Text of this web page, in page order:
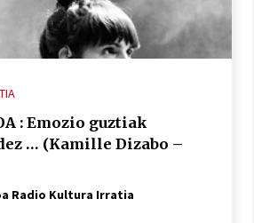
tailerraren audioa
2021/11/25
ingurua: irratia, podcastak
2021/11/12
: Emozio guztiak
… (Kamille Dizabo –
Radio Kultura Irratia